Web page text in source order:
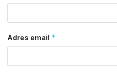
Adres email *